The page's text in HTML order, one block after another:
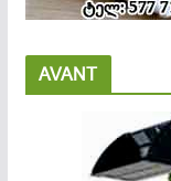
AVANT